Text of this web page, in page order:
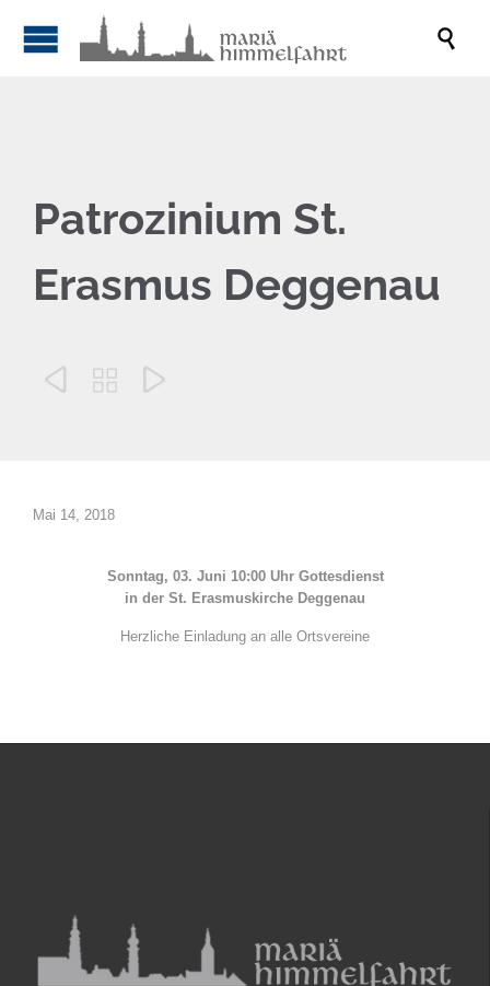

Patrozinium St.
Erasmus Deggenau
  
Mai 14, 2018
Sonntag, 03. Juni 10:00 Uhr Gottesdienst
in der St. Erasmuskirche Deggenau
Herzliche Einladung an alle Ortsvereine